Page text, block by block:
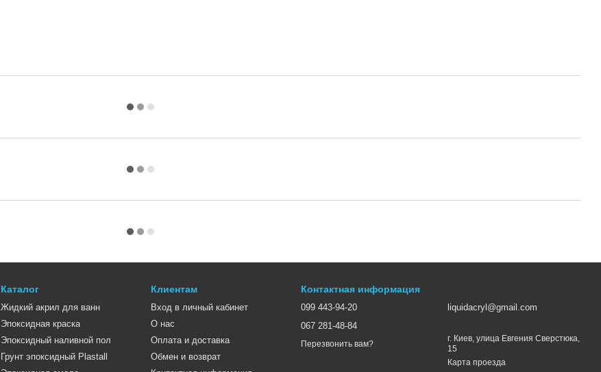
Каталог
Жидкий акрил для ванн
Эпоксидная краска
Эпоксидный наливной пол
Грунт эпоксидный Plastall
Клиентам
Вход в личный кабинет
О нас
Оплата и доставка
Обмен и возврат
Контактная информация
099 443-94-20
067 281-48-84
Перезвонить вам?
liquidacryl@gmail.com
г. Киев, улица Евгения Сверстюка,
15
Карта проезда